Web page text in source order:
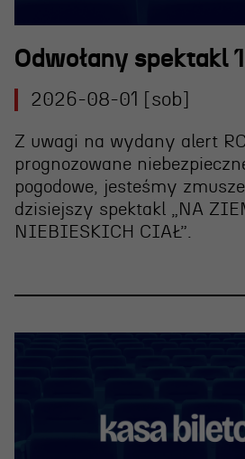
Sponsorzy
Kontakt & Zespół
Edukacja
Wydarzenia
Oferta edukacyjna
Odwołany spektakl
2026-08-01 [sob]
Z uwagi na wydany alert
prognozowane
pogodowe, jesteśmy
dzisiejszy spektakl „NA
NIEBIESKICH CIAŁ”.